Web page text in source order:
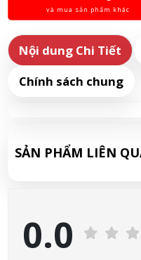
và mua sản phẩm khác
Nội dung Chi Tiết
Chính sách chung
SẢN PHẨM LIÊN
0.0